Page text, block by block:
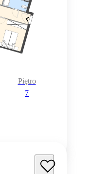
Piętro
7